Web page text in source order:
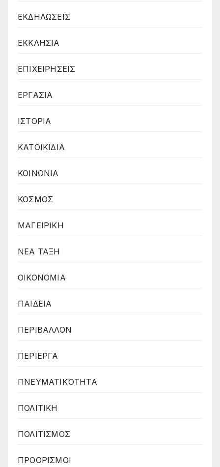
ΕΚΔΗΛΩΣΕΙΣ
ΕΚΚΛΗΣΙΑ
ΕΠΙΧΕΙΡΗΣΕΙΣ
ΕΡΓΑΣΙΑ
ΙΣΤΟΡΙΑ
ΚΑΤΟΙΚΙΔΙΑ
ΚΟΙΝΩΝΙΑ
ΚΟΣΜΟΣ
ΜΑΓΕΙΡΙΚΗ
ΝΕΑ ΤΑΞΗ
ΟΙΚΟΝΟΜΙΑ
ΠΑΙΔΕΙΑ
ΠΕΡΙΒΑΛΛΟΝ
ΠΕΡΙΕΡΓΑ
ΠΝΕΥΜΑΤΙΚΌΤΗΤΑ
ΠΟΛΙΤΙΚΗ
ΠΟΛΙΤΙΣΜΟΣ
ΠΡΟΟΡΙΣΜΟΙ